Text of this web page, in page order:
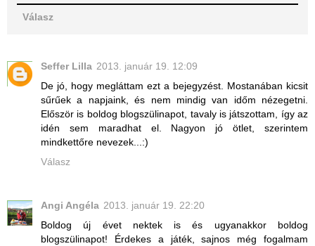
Válasz
Seffer Lilla 2013. január 19. 12:09
De jó, hogy megláttam ezt a bejegyzést. Mostanában kicsit
sűrűek a napjaink, és nem mindig van időm nézegetni.
Először is boldog blogszülinapot, tavaly is játszottam, így az
idén sem maradhat el. Nagyon jó ötlet, szerintem
mindkettőre nevezek...:)
Válasz
Angi Angéla 2013. január 19. 22:20
Boldog új évet nektek is és ugyanakkor boldog
blogszülinapot! Érdekes a játék, sajnos még fogalmam